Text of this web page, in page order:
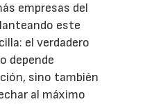
empresas del
este
el verdadero
depende
sino también
al máximo